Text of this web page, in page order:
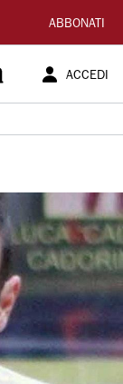
ABBONATI
ACCEDI